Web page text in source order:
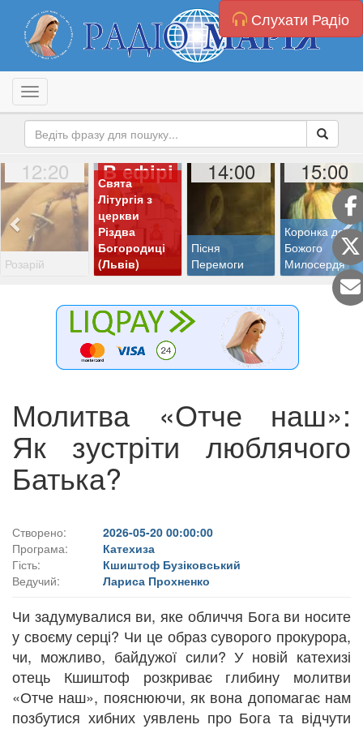
Слухати Радіо
Toggle navigation
12:20
Розарій
В ефірі
Свята
Літургія з
церкви
Різдва
Богородиці
(Львів)
14:00
Пісня
Перемоги
15:00
Коронка до
Божого
Милосердя
Молитва «Отче наш»:
Як зустріти люблячого
Батька?
Створено:
2026-05-20 00:00:00
Програма:
Катехиза
Гість:
Кшиштоф Бузіковський
Ведучий:
Лариса Прохненко
Чи задумувалися ви, яке обличчя Бога ви носите
у своєму серці? Чи це образ суворого прокурора,
чи, можливо, байдужої сили? У новій катехизі
отець Кшиштоф розкриває глибину молитви
«Отче наш», пояснюючи, як вона допомагає нам
позбутися хибних уявлень про Бога та відчути